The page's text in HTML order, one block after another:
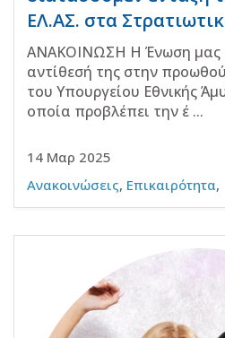
ΕΛ.ΑΣ. στα
ΑΝΑΚΟΙΝΩΣΗ Η Ένωση μας
αντίθεσή της στην
του Υπουργείου Εθνικής
οποία προβλέπει την έ ...
14 Μαρ 2025
Ανακοινώσεις, Επικαιρότητα,